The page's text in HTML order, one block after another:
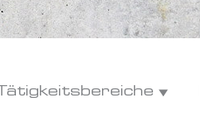
Tätigkeitsbereiche